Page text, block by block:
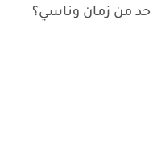
من زمان وناسي؟